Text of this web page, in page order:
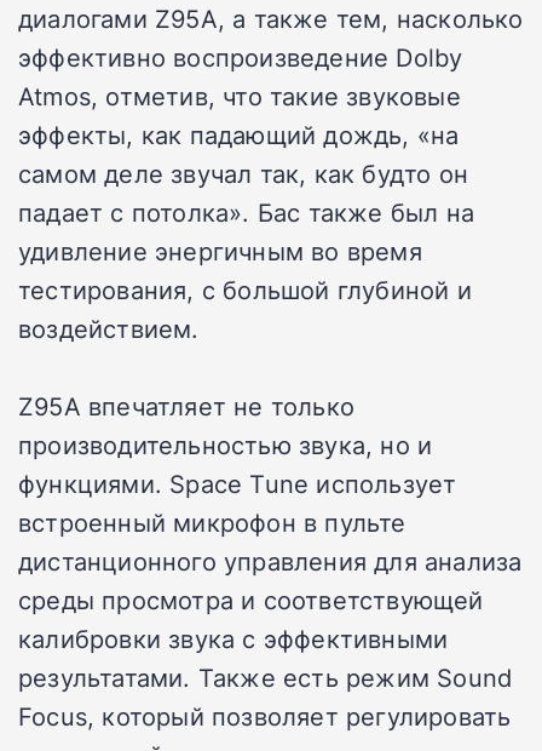
диалогами Z95A, а также тем, насколько
эффективно воспроизведение Dolby
Atmos, отметив, что такие звуковые
эффекты, как падающий дождь, «на
самом деле звучал так, как будто он
падает с потолка». Бас также был на
удивление энергичным во время
тестирования, с большой глубиной и
воздействием.
Z95A впечатляет не только
производительностью звука, но и
функциями. Space Tune использует
встроенный микрофон в пульте
дистанционного управления для анализа
среды просмотра и соответствующей
калибровки звука с эффективными
результатами. Также есть режим Sound
Focus, который позволяет регулировать